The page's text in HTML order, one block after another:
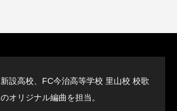
新設高校、FC今治高等学校 里山校 校歌
のオリジナル編曲を担当。